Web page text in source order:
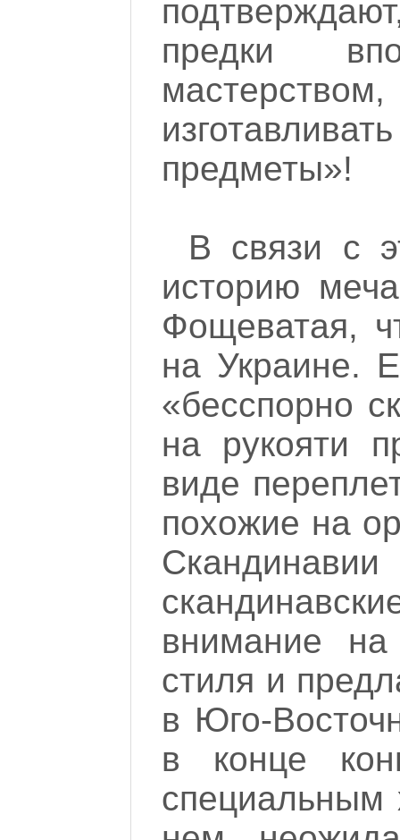
предки
предметы»!
В связи с
историю
Фощеватая,
на Украине.
«бесспорно
на рукояти
виде
похожие на
внимание на
стиля и
в Юго-
в конце
специальным